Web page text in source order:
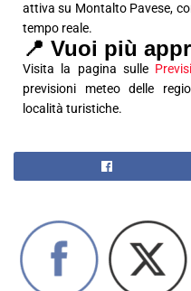
attiva su Montalto Pavese,
tempo reale.
📍 Vuoi più
Visita la pagina sulle
previsioni meteo delle
località turistiche.